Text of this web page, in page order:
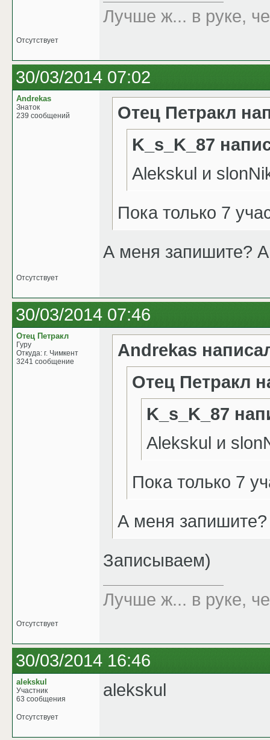
Лучше ж... в руке,
Отсутствует
30/03/2014 07:02
Andrekas
Знаток
239 сообщений
Отец Петракл
K_s_K_87
Alekskul и
Пока только 7
А меня запишите?
Отсутствует
30/03/2014 07:46
Отец Петракл
Гуру
Откуда: г. Чимкент
3241 сообщение
Andrekas
Отец Петракл
K_s_K_87
Alekskul и
Пока только 7
А меня
Записываем)
Лучше ж... в руке,
Отсутствует
30/03/2014 16:46
alekskul
Участник
63 сообщения
alekskul
Отсутствует